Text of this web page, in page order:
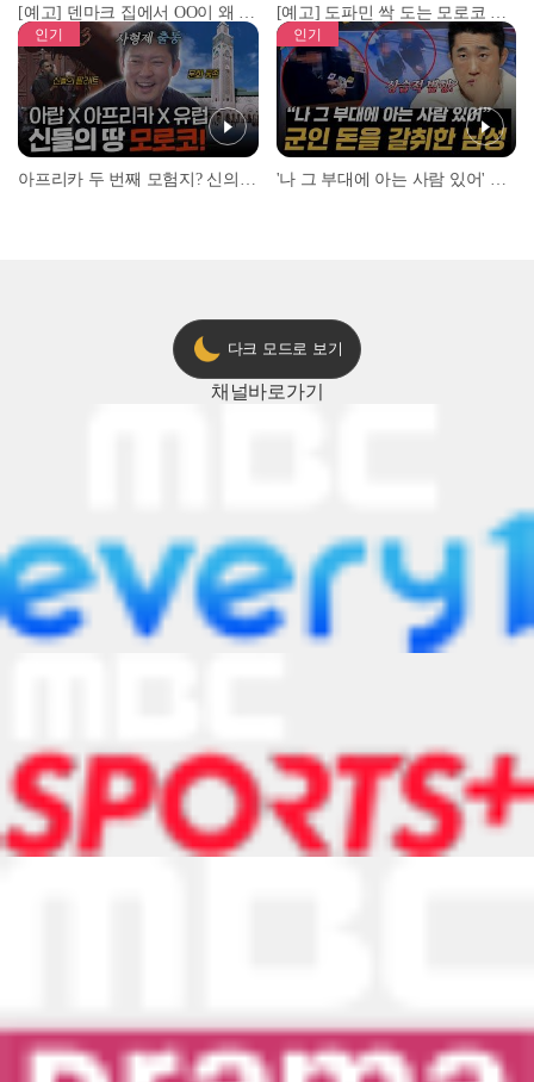
[예고] 덴마크 집에서 OO이 왜 나와...? 이상할 정도로 한국을 사랑하는 우리 형을 제보합니다! [예고] 도파민 싹 도는 모로코 야시장 투어!
인기 인기
다크 모드로 보기
채널바로가기